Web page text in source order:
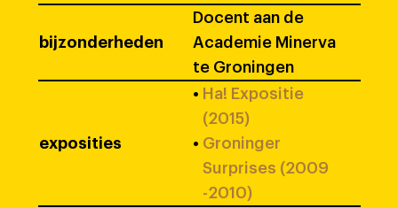
bijzonderheden
Docent aan de
Academie Minerva
te Groningen
exposities
• Ha! Expositie
(2015)
• Groninger
Surprises (2009
-2010)